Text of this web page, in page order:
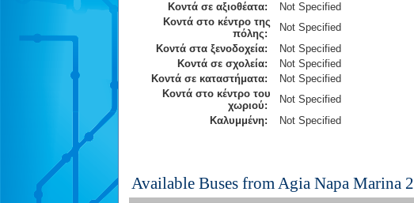
Κοντά σε αξιοθέατα:
Not Specified
Κοντά στο κέντρο της
πόλης:
Not Specified
Κοντά στα ξενοδοχεία:
Not Specified
Κοντά σε σχολεία:
Not Specified
Κοντά σε καταστήματα:
Not Specified
Κοντά στο κέντρο του
χωριού:
Not Specified
Καλυμμένη:
Not Specified
Available Buses from Agia Napa Marina 2